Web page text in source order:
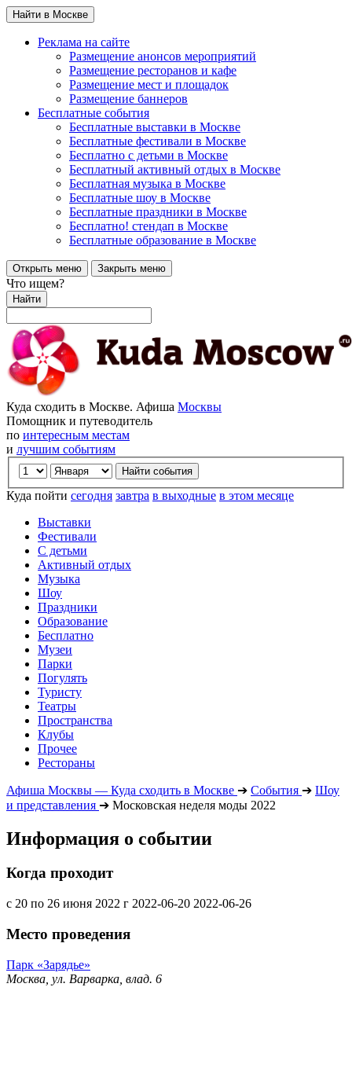
Найти в Москве
Реклама на сайте
Размещение анонсов мероприятий
Размещение ресторанов и кафе
Размещение мест и площадок
Размещение баннеров
Бесплатные события
Бесплатные выставки в Москве
Бесплатные фестивали в Москве
Бесплатно с детьми в Москве
Бесплатный активный отдых в Москве
Бесплатная музыка в Москве
Бесплатные шоу в Москве
Бесплатные праздники в Москве
Бесплатно! стендап в Москве
Бесплатные образование в Москве
Открыть меню Закрыть меню
Что ищем?
Найти
Куда сходить в Москве. Афиша Москвы
Помощник и путеводитель
по интересным местам
и лучшим событиям
Куда пойти сегодня завтра в выходные в этом месяце
Выставки
Фестивали
С детьми
Активный отдых
Музыка
Шоу
Праздники
Образование
Бесплатно
Музеи
Парки
Погулять
Туристу
Театры
Пространства
Клубы
Прочее
Рестораны
Афиша Москвы — Куда сходить в Москве ➔ События ➔ Шоу
и представления ➔ Московская неделя моды 2022
Информация о событии
Когда проходит
с 20 по 26 июня 2022 г 2022-06-20 2022-06-26
Место проведения
Парк «Зарядье»
Москва, ул. Варварка, влад. 6